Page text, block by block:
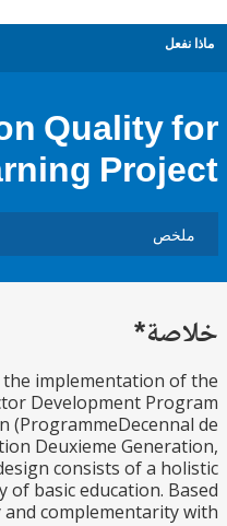
the implementation
Sector Development
Deuxieme
its design consists of a
of basic education.
and